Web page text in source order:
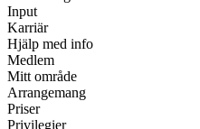
Input
Karriär
Hjälp med info
Medlem
Mitt område
Arrangemang
Priser
Privilegier